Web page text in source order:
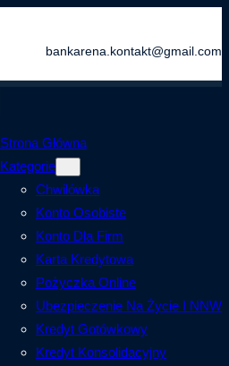
bankarena.kontakt@gmail.com
Strona Główna
Kategorie
Chwilówka
Konto Osobiste
Konto Dla Firm
Karta Kredytowa
Pożyczka Online
Ubezpieczenie Na Życie I NNW
Kredyt Gotówkowy
Kredyt Konsolidacyjny